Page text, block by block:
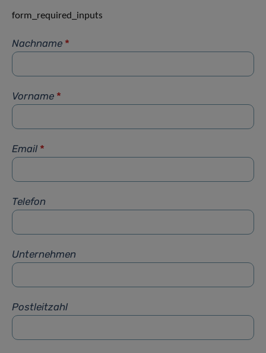
form_required_inputs
Nachname *
Vorname *
Email *
Telefon
Unternehmen
Postleitzahl